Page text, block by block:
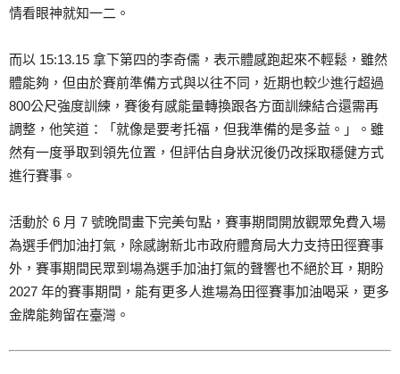
情看眼神就知一二。
而以 15:13.15 拿下第四的李奇儒，表示體感跑起來不輕鬆，雖然
體能夠，但由於賽前準備方式與以往不同，近期也較少進行超過
800公尺強度訓練，賽後有感能量轉換跟各方面訓練結合還需再
調整，他笑道：「就像是要考托福，但我準備的是多益。」。雖
然有一度爭取到領先位置，但評估自身狀況後仍改採取穩健方式
進行賽事。
活動於 6 月 7 號晚間畫下完美句點，賽事期間開放觀眾免費入場
為選手們加油打氣，除感謝新北市政府體育局大力支持田徑賽事
外，賽事期間民眾到場為選手加油打氣的聲響也不絕於耳，期盼
2027 年的賽事期間，能有更多人進場為田徑賽事加油喝采，更多
金牌能夠留在臺灣。